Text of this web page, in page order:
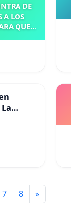
DE
A LOS
QUE
EN
7 8 »